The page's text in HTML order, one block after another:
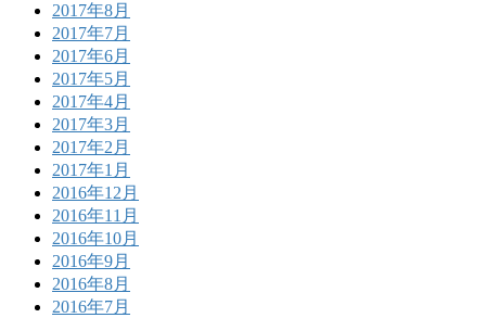
2017年8月
2017年7月
2017年6月
2017年5月
2017年4月
2017年3月
2017年2月
2017年1月
2016年12月
2016年11月
2016年10月
2016年9月
2016年8月
2016年7月